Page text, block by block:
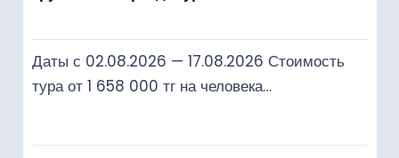
Даты с 02.08.2026 — 17.08.2026 Стоимость
тура от 1 658 000 тг на человека…